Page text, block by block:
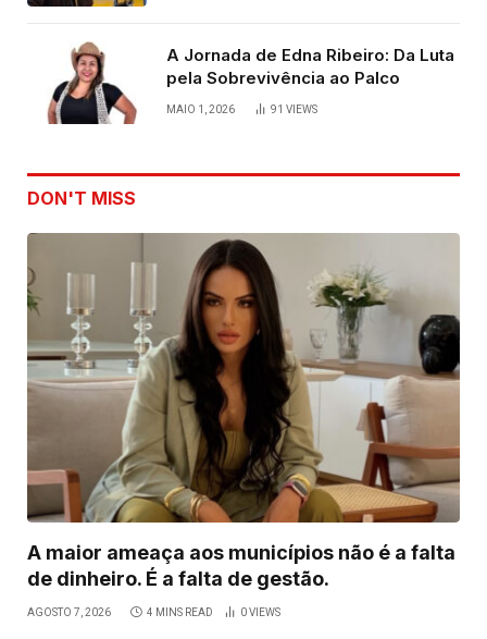
A Jornada de Edna Ribeiro: Da Luta
pela Sobrevivência ao Palco
MAIO 1, 2026 91 VIEWS
DON'T MISS
A maior ameaça aos municípios não é a falta
de dinheiro. É a falta de gestão.
AGOSTO 7, 2026 4 MINS READ 0VIEWS